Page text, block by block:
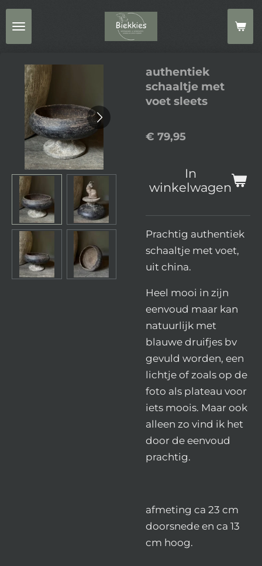
Ga
direct
naar
hoofdinhoud
authentiek
schaaltje met
voet sleets
€ 79,95
In
winkelwagen
Prachtig authentiek
schaaltje met voet,
uit china.
Heel mooi in zijn
eenvoud maar kan
natuurlijk met
blauwe druifjes bv
gevuld worden, een
lichtje of zoals op de
foto als plateau voor
iets moois. Maar ook
alleen zo vind ik het
door de eenvoud
prachtig.
afmeting ca 23 cm
doorsnede en ca 13
cm hoog.